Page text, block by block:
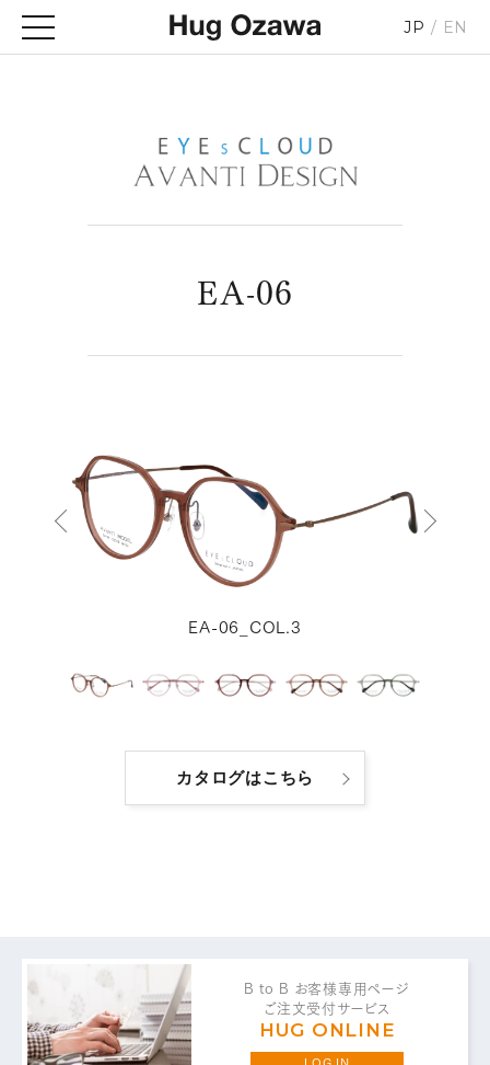
JP EN
EA-06
EA-06_COL.3
カタログはこちら
B to B お客様専用ページ
ご注文受付サービス
HUG ONLINE